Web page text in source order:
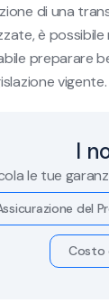
di una
è
preparare
vigente.
I
le tue
del
Costo